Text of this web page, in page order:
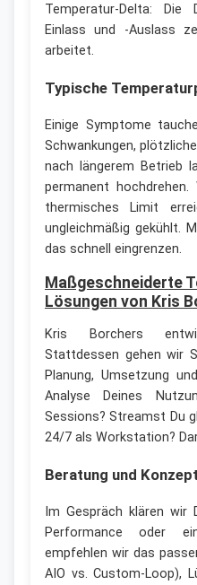
Temperatur-Delta: Die
Einlass und -Auslass
arbeitet.
Typische
Einige Symptome
Schwankungen,
nach längerem Betrieb
permanent
thermisches Limit
ungleichmäßig gekühlt.
das schnell eingrenzen.
Maßgeschneiderte
Lösungen von Kris
Kris Borchers
Stattdessen gehen wir
Planung, Umsetzung
Analyse Deines
Sessions? Streamst Du
24/7 als Workstation?
Beratung und Konzept
Im Gespräch klären wir
Performance oder
empfehlen wir das
AIO vs. Custom-Loop),